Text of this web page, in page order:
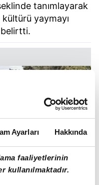
Ayarları Hakkında
faaliyetlerinin
kullanılmaktadır.
tanımlayarak
yaymayı